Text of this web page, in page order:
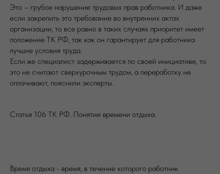
Это – грубое нарушение трудовых прав работника. И даже
если закрепить это требование во внутренних актах
организации, то все равно в таких случаях приоритет имеет
положение ТК РФ, так как он гарантирует для работника
лучшие условия труда.
Если же специалист задерживается по своей инициативе, то
это не считают сверхурочным трудом, а переработку не
оплачивают, пояснили эксперты.
Статья 106 ТК РФ. Понятие времени отдыха.
Время отдыха - время, в течение которого работник